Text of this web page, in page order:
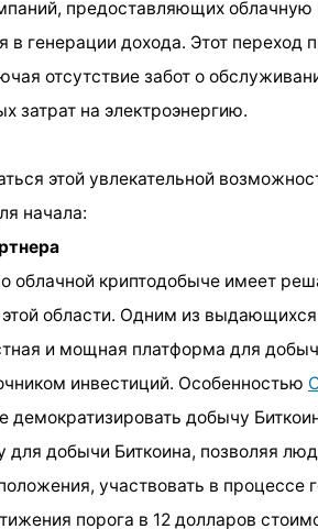
предоставляющих облачную
в генерации дохода. Этот переход
отсутствие забот о
затрат на электроэнергию.
этой увлекательной
начала:
облачной криптодобыче имеет
области. Одним из
и мощная платформа для
инвестиций. Особенностью
демократизировать добычу
для добычи Биткоина, позволяя
участвовать в процессе
порога в 12 долларов